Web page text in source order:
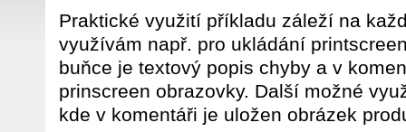
Praktické využití příkladu záleží na
využívám např. pro ukládání
buňce je textový popis chyby a v
prinscreen obrazovky. Další možné
kde v komentáři je uložen obrázek